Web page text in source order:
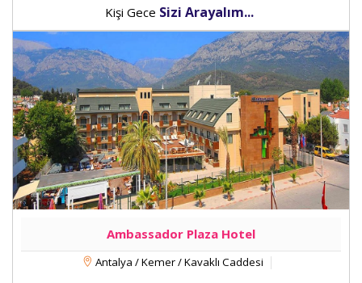
Kişi Gece Sizi Arayalım...
Ambassador Plaza Hotel
Antalya / Kemer / Kavaklı Caddesi